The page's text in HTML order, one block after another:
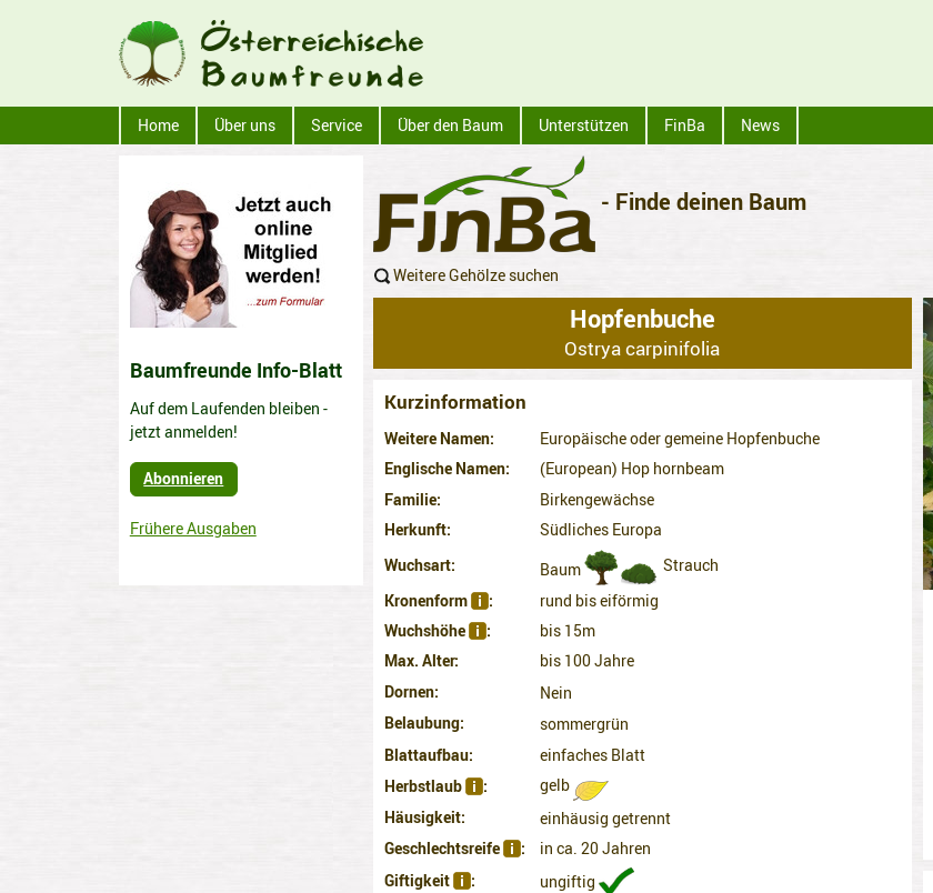
Home Über uns Service Über den Baum Unterstützen FinBa News
- Finde deinen Baum
Weitere Gehölze suchen
Hopfenbuche
Ostrya carpinifolia
Kurzinformation
Weitere Namen
Europäische oder gemeine Hopfenbuche
Englische Namen
(European) Hop hornbeam
Familie
Birkengewächse
Herkunft
Südliches Europa
Wuchsart
Baum
Strauch
Kronenform
rund bis eiförmig
Wuchshöhe
bis 15m
Max. Alter
bis 100 Jahre
Dornen
Nein
Belaubung
sommergrün
Blattaufbau
einfaches Blatt
Herbstlaub
gelb
Häusigkeit
einhäusig getrennt
Geschlechtsreife
in ca. 20 Jahren
Giftigkeit
ungiftig
Baumfreunde Info-Blatt
Auf dem Laufenden bleiben -
jetzt anmelden!
Abonnieren
Frühere Ausgaben